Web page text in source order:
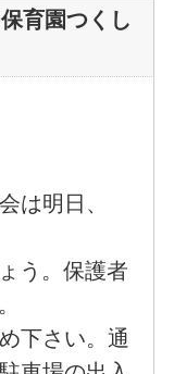
育園つくし
は明日、
う。保護者
下さい。通